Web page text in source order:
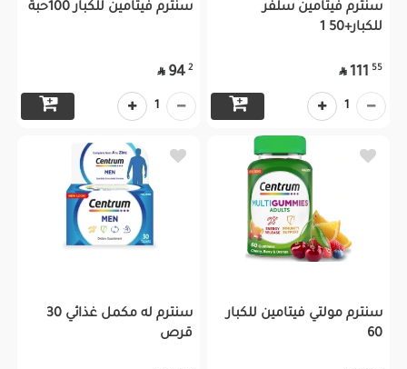
سنترم فيتامين سلفر
للكبار+50 1
55
111

1
سنترم فيتامين للكبار 100حبة
2
94

1
سنترم مولتي فيتامين للكبار
60
سنترم له مكمل غذائي 30
قرص